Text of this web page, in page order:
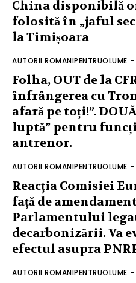
China disponibilă
folosită în „jaful
la Timișoara
AUTORII ROMANIPENTRUOLUME -
Folha, OUT de la
înfrângerea cu
afară pe toți!”.
luptă” pentru
antrenor.
AUTORII ROMANIPENTRUOLUME -
Reacția Comisiei
față de
Parlamentului
decarbonizării. Va
efectul asupra
AUTORII ROMANIPENTRUOLUME -